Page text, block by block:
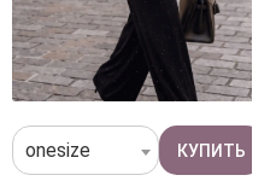
onesize